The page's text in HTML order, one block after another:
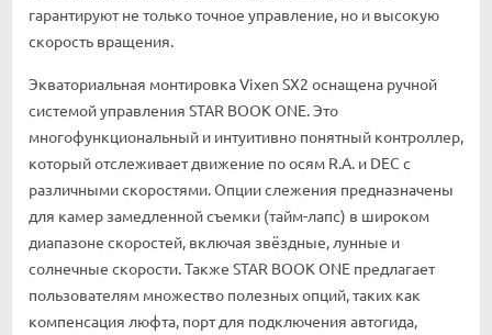
гарантируют не только точное управление, но и высокую
скорость вращения.
Экваториальная монтировка Vixen SX2 оснащена ручной
системой управления STAR BOOK ONE. Это
многофункциональный и интуитивно понятный контроллер,
который отслеживает движение по осям R.A. и DEC с
различными скоростями. Опции слежения предназначены
для камер замедленной съемки (тайм-лапс) в широком
диапазоне скоростей, включая звёздные, лунные и
солнечные скорости. Также STAR BOOK ONE предлагает
пользователям множество полезных опций, таких как
компенсация люфта, порт для подключения автогида,